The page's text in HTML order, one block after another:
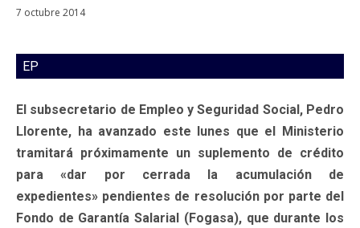
7 octubre 2014
EP
El subsecretario de Empleo y Seguridad Social, Pedro
Llorente, ha avanzado este lunes que el Ministerio
tramitará próximamente un suplemento de crédito
para «dar por cerrada la acumulación de
expedientes» pendientes de resolución por parte del
Fondo de Garantía Salarial (Fogasa), que durante los